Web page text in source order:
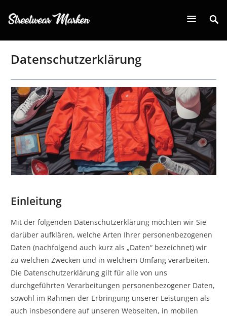
Datenschutzerklärung
Einleitung
Mit der folgenden Datenschutzerklärung möchten wir Sie
darüber aufklären, welche Arten Ihrer personenbezogenen
Daten (nachfolgend auch kurz als „Daten“ bezeichnet) wir
zu welchen Zwecken und in welchem Umfang verarbeiten.
Die Datenschutzerklärung gilt für alle von uns
durchgeführten Verarbeitungen personenbezogener Daten,
sowohl im Rahmen der Erbringung unserer Leistungen als
auch insbesondere auf unseren Webseiten, in mobilen